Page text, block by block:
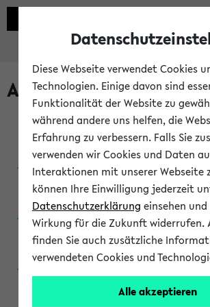
Archivierte
Anglistik: British and American
(Einschreibung bis WiSe 16/17)
Anglistik: British and American Studies
(Einschreibung bis SoSe 2015)
Anglistik: British and American
(Einschreibung bis SoSe 2013)
Anglistik: British and American Studies
(Einschreibung bis SoSe 2011)
Diese Webseite verwendet Cookies
Technologien. Einige davon sind
Funktionalität der Website zu
während andere uns helfen, die
Erfahrung zu verbessern. Falls Sie
verwenden wir Cookies und Daten
Interaktionen mit unserer Webseite
können Ihre Einwilligung jederzeit
Datenschutzerklärung einsehen
Wirkung für die Zukunft widerrufen.
finden Sie auch zusätzliche
verwendeten Cookies und
Alle akzeptieren